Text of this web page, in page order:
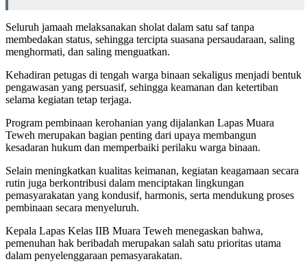
Seluruh jamaah melaksanakan sholat dalam satu saf tanpa
membedakan status, sehingga tercipta suasana persaudaraan, saling
menghormati, dan saling menguatkan.
Kehadiran petugas di tengah warga binaan sekaligus menjadi bentuk
pengawasan yang persuasif, sehingga keamanan dan ketertiban
selama kegiatan tetap terjaga.
Program pembinaan kerohanian yang dijalankan Lapas Muara
Teweh merupakan bagian penting dari upaya membangun
kesadaran hukum dan memperbaiki perilaku warga binaan.
Selain meningkatkan kualitas keimanan, kegiatan keagamaan secara
rutin juga berkontribusi dalam menciptakan lingkungan
pemasyarakatan yang kondusif, harmonis, serta mendukung proses
pembinaan secara menyeluruh.
Kepala Lapas Kelas IIB Muara Teweh menegaskan bahwa,
pemenuhan hak beribadah merupakan salah satu prioritas utama
dalam penyelenggaraan pemasyarakatan.